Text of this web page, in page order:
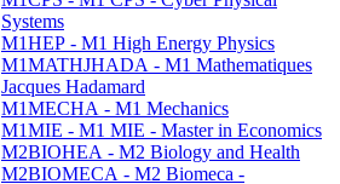
Systems
M1HEP - M1 High Energy Physics
M1MATHJHADA - M1 Mathematiques
Jacques Hadamard
M1MECHA - M1 Mechanics
M1MIE - M1 MIE - Master in Economics
M2BIOHEA - M2 Biology and Health
M2BIOMECA - M2 Biomeca -